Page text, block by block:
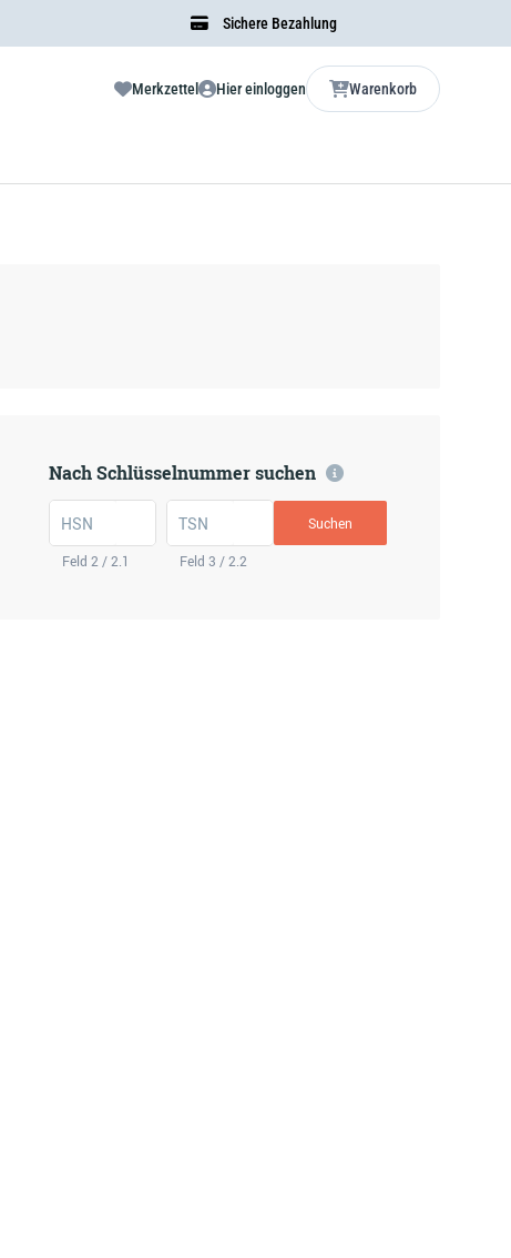
Sichere Bezahlung
Merkzettel Hier einloggen Warenkorb
Nach Schlüsselnummer suchen
HSN
Feld 2 / 2.1
TSN
Feld 3 / 2.2
Suchen